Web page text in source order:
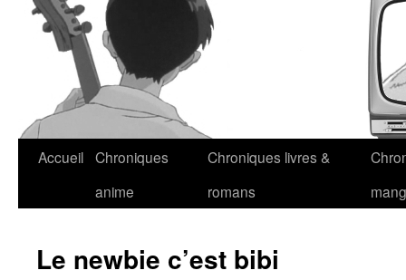
Accueil Chroniques
anime
Chroniques livres &
romans
Le newbie c’est bibi